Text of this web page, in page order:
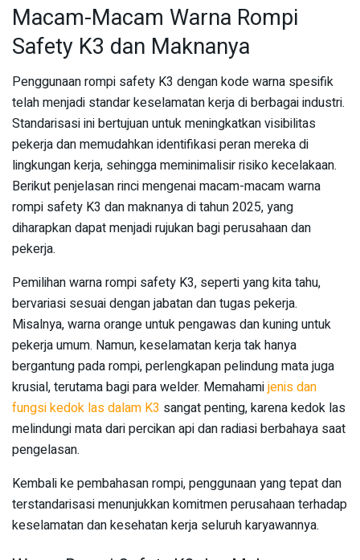
Macam-Macam Warna Rompi
Safety K3 dan Maknanya
Penggunaan rompi safety K3 dengan kode warna spesifik
telah menjadi standar keselamatan kerja di berbagai industri.
Standarisasi ini bertujuan untuk meningkatkan visibilitas
pekerja dan memudahkan identifikasi peran mereka di
lingkungan kerja, sehingga meminimalisir risiko kecelakaan.
Berikut penjelasan rinci mengenai macam-macam warna
rompi safety K3 dan maknanya di tahun 2025, yang
diharapkan dapat menjadi rujukan bagi perusahaan dan
pekerja.
Pemilihan warna rompi safety K3, seperti yang kita tahu,
bervariasi sesuai dengan jabatan dan tugas pekerja.
Misalnya, warna orange untuk pengawas dan kuning untuk
pekerja umum. Namun, keselamatan kerja tak hanya
bergantung pada rompi, perlengkapan pelindung mata juga
krusial, terutama bagi para welder. Memahamijenis dan
fungsi kedok las dalam K3 sangat penting, karena kedok las
melindungi mata dari percikan api dan radiasi berbahaya saat
pengelasan.
Kembali ke pembahasan rompi, penggunaan yang tepat dan
terstandarisasi menunjukkan komitmen perusahaan terhadap
keselamatan dan kesehatan kerja seluruh karyawannya.